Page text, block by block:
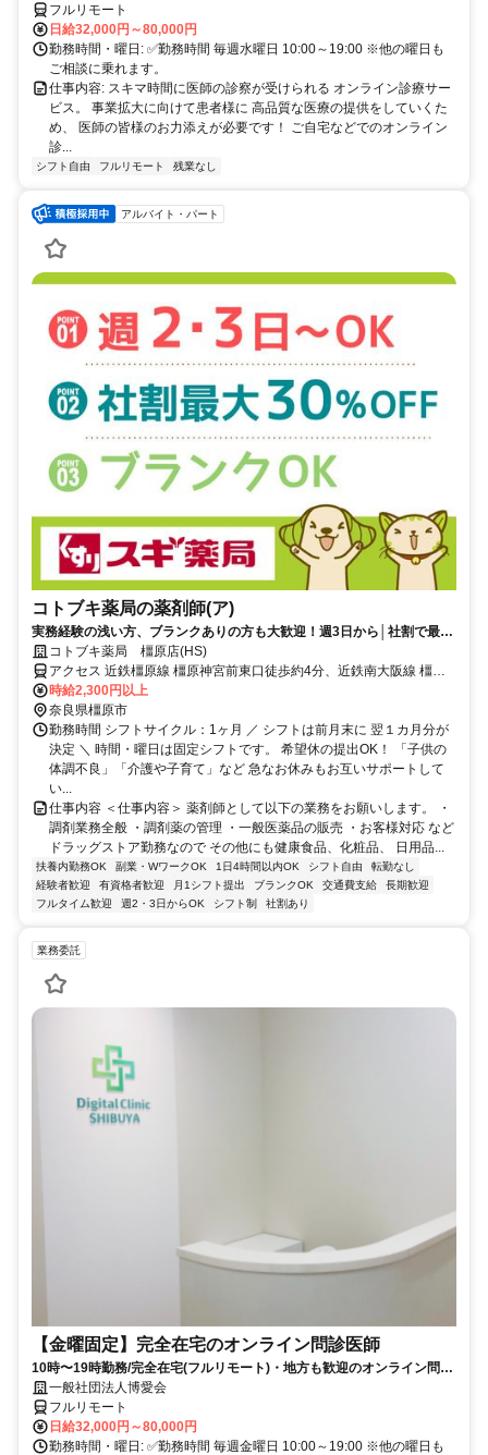
フルリモート
日給32,000円～80,000円
勤務時間・曜日: ✅勤務時間 毎週水曜日 10:00～19:00 ※他の曜日も
ご相談に乗れます。
仕事内容: スキマ時間に医師の診察が受けられる オンライン診療サー
ビス。 事業拡大に向けて患者様に 高品質な医療の提供をしていくた
め、 医師の皆様のお力添えが必要です！ ご自宅などでのオンライン
診...
シフト自由 フルリモート 残業なし
アルバイト・パート
コトブキ薬局の薬剤師(ア)
実務経験の浅い方、ブランクありの方も大歓迎！週3日から│社割で最大
30％オフ♪
コトブキ薬局 橿原店(HS)
アクセス 近鉄橿原線 橿原神宮前東口徒歩約4分、近鉄南大阪線 橿原
神宮前東口徒歩約4分、近鉄吉野線 橿原神宮前東口徒歩約4分 0
時給2,300円以上
奈良県橿原市
勤務時間 シフトサイクル：1ヶ月 ／ シフトは前月末に 翌１カ月分が
決定 ＼ 時間・曜日は固定シフトです。 希望休の提出OK！ 「子供の
体調不良」「介護や子育て」など 急なお休みもお互いサポートして
い...
仕事内容 ＜仕事内容＞ 薬剤師として以下の業務をお願いします。 ・
調剤業務全般 ・調剤薬の管理 ・一般医薬品の販売 ・お客様対応 など
ドラッグストア勤務なので その他にも健康食品、化粧品、 日用品...
扶養内勤務OK 副業・WワークOK 1日4時間以内OK シフト自由
転勤なし
経験者歓迎
有資格者歓迎 月1シフト提出 ブランクOK 交通費支給
長期歓迎
フルタイム歓迎
週2・3日からOK シフト制 社割あり
業務委託
【金曜固定】完全在宅のオンライン問診医師
10時〜19時勤務/完全在宅(フルリモート)・地方も歓迎のオンライン問診
業務一般社団法人博愛会
フルリモート
日給32,000円～80,000円
勤務時間・曜日: ✅勤務時間 毎週金曜日 10:00～19:00 ※他の曜日も